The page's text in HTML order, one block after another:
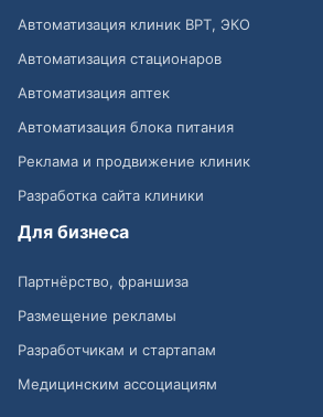
Автоматизация клиник ВРТ, ЭКО
Автоматизация стационаров
Автоматизация аптек
Автоматизация блока питания
Реклама и продвижение клиник
Разработка сайта клиники
Для бизнеса
Партнёрство, франшиза
Размещение рекламы
Разработчикам и стартапам
Медицинским ассоциациям